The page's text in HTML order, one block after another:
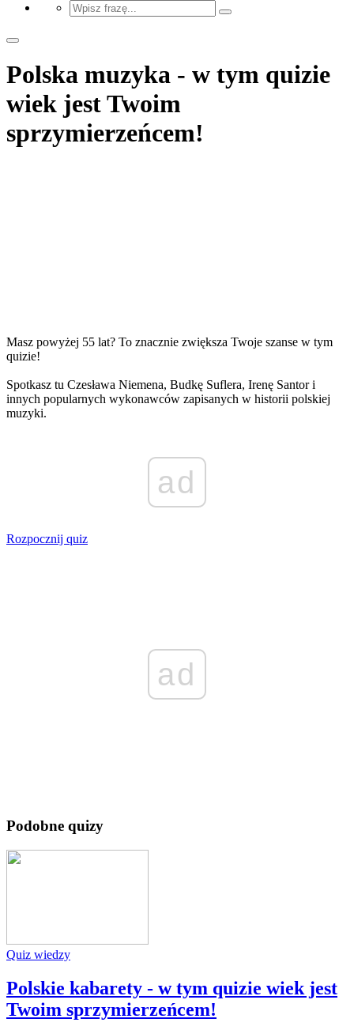
Polska muzyka - w tym quizie
wiek jest Twoim
sprzymierzeńcem!
Masz powyżej 55 lat? To znacznie zwiększa Twoje szanse w tym
quizie!
Spotkasz tu Czesława Niemena, Budkę Suflera, Irenę Santor i
innych popularnych wykonawców zapisanych w historii polskiej
muzyki.
ad
Rozpocznij quiz
ad
Podobne quizy
Quiz wiedzy
Polskie kabarety - w tym quizie wiek jest
Twoim sprzymierzeńcem!